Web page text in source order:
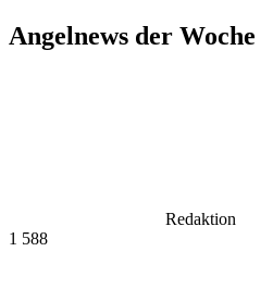
Angelnews der Woche
Redaktion
1 588